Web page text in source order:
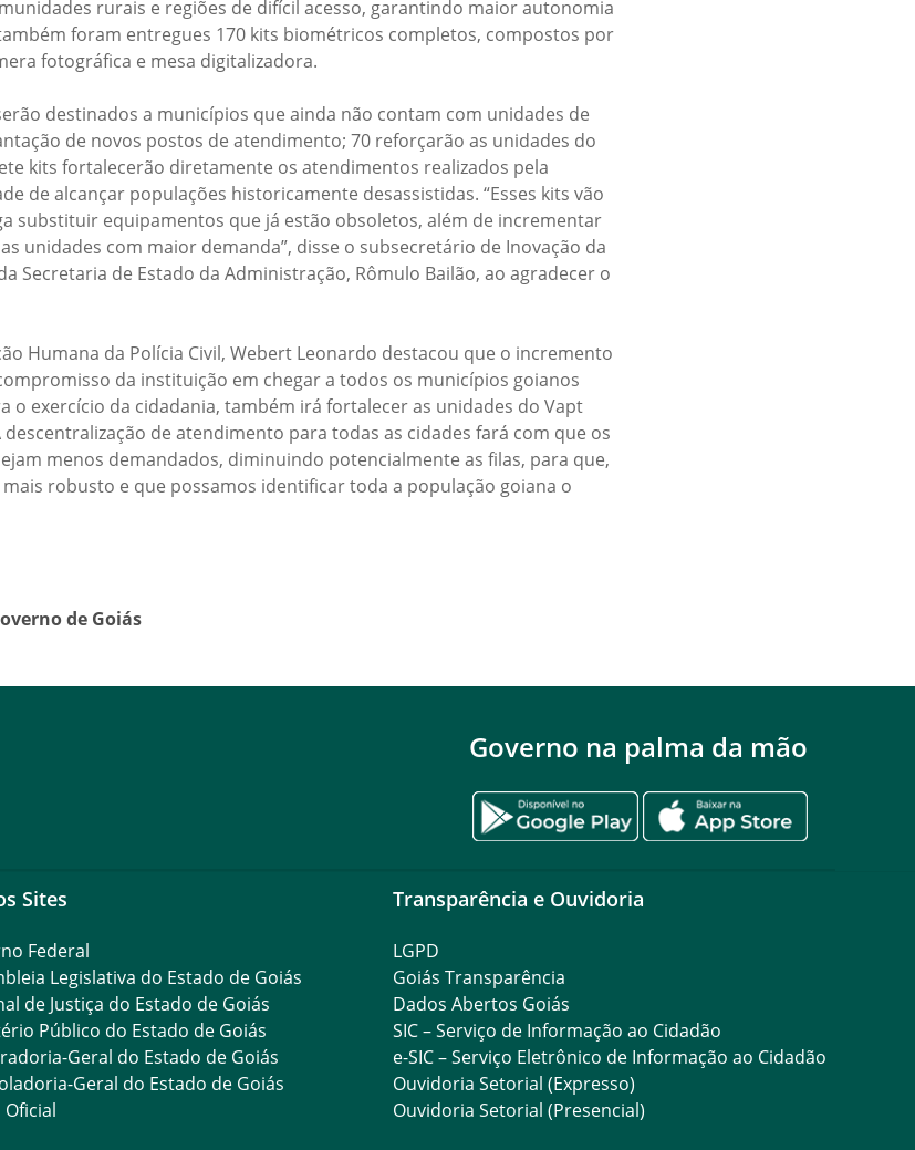
rurais e regiões de difícil acesso, garantindo maior autonomia
foram entregues 170 kits biométricos completos, compostos por
fotográfica e mesa digitalizadora.
destinados a municípios que ainda não contam com unidades de
de novos postos de atendimento; 70 reforçarão as unidades do
kits fortalecerão diretamente os atendimentos realizados pela
de alcançar populações historicamente desassistidas. “Esses kits vão
substituir equipamentos que já estão obsoletos, além de incrementar
unidades com maior demanda”, disse o subsecretário de Inovação da
Secretaria de Estado da Administração, Rômulo Bailão, ao agradecer o
Humana da Polícia Civil, Webert Leonardo destacou que o incremento
da instituição em chegar a todos os municípios goianos
o exercício da cidadania, também irá fortalecer as unidades do Vapt
de atendimento para todas as cidades fará com que os
menos demandados, diminuindo potencialmente as filas, para que,
mais robusto e que possamos identificar toda a população goiana o
de Goiás
Governo na palma da mão
Sites
Federal
Legislativa do Estado de Goiás
de Justiça do Estado de Goiás
Público do Estado de Goiás
Geral do Estado de Goiás
Geral do Estado de Goiás
Oficial
Transparência e Ouvidoria
LGPD
Goiás Transparência
Dados Abertos Goiás
SIC – Serviço de Informação ao Cidadão
e-SIC – Serviço Eletrônico de Informação ao Cidadão
Ouvidoria Setorial (Expresso)
Ouvidoria Setorial (Presencial)